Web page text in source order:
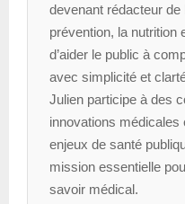
devenant rédacteur
prévention, la nutrition
d’aider le public à
avec simplicité et
Julien participe à des
innovations médicales
enjeux de santé
mission essentielle
savoir médical.